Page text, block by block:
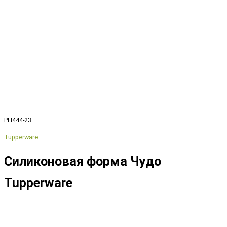
РП444-23
Tupperware
Силиконовая форма Чудо
Tupperware